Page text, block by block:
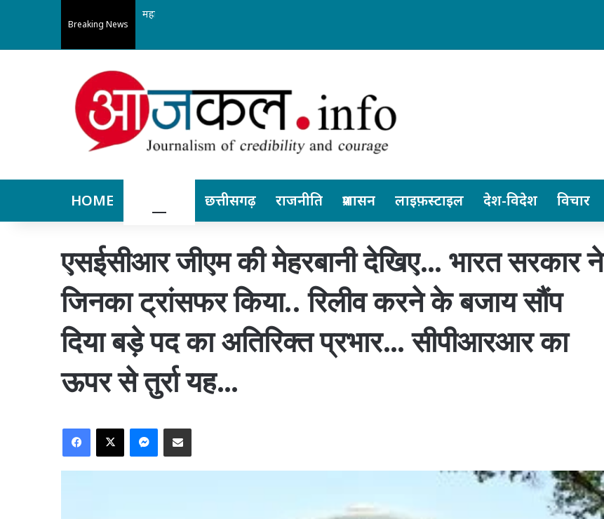
Breaking News
महानगर जाने की जरूरत कम: अपोलो बिलासपुर में अन्ननली के कैंसर की सबसे जटिल सर्जरी सफल…
HOME छत्तीसगढ़ राजनीति प्रशासन लाइफ़स्टाइल देश-विदेश विचार
एसईसीआर जीएम की मेहरबानी देखिए… भारत सरकार ने
जिनका ट्रांसफर किया.. रिलीव करने के बजाय सौंप
दिया बड़े पद का अतिरिक्त प्रभार… सीपीआरआर का
ऊपर से तुर्रा यह…
Facebook
X MessengerShare via Email